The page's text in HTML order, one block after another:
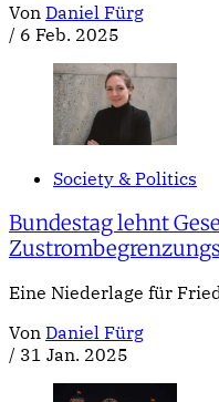
Von Daniel Fürg
/ 6 Feb. 2025
Society & Politics
Bundestag lehnt
Eine Niederlage für
Von Daniel Fürg
/ 31 Jan. 2025